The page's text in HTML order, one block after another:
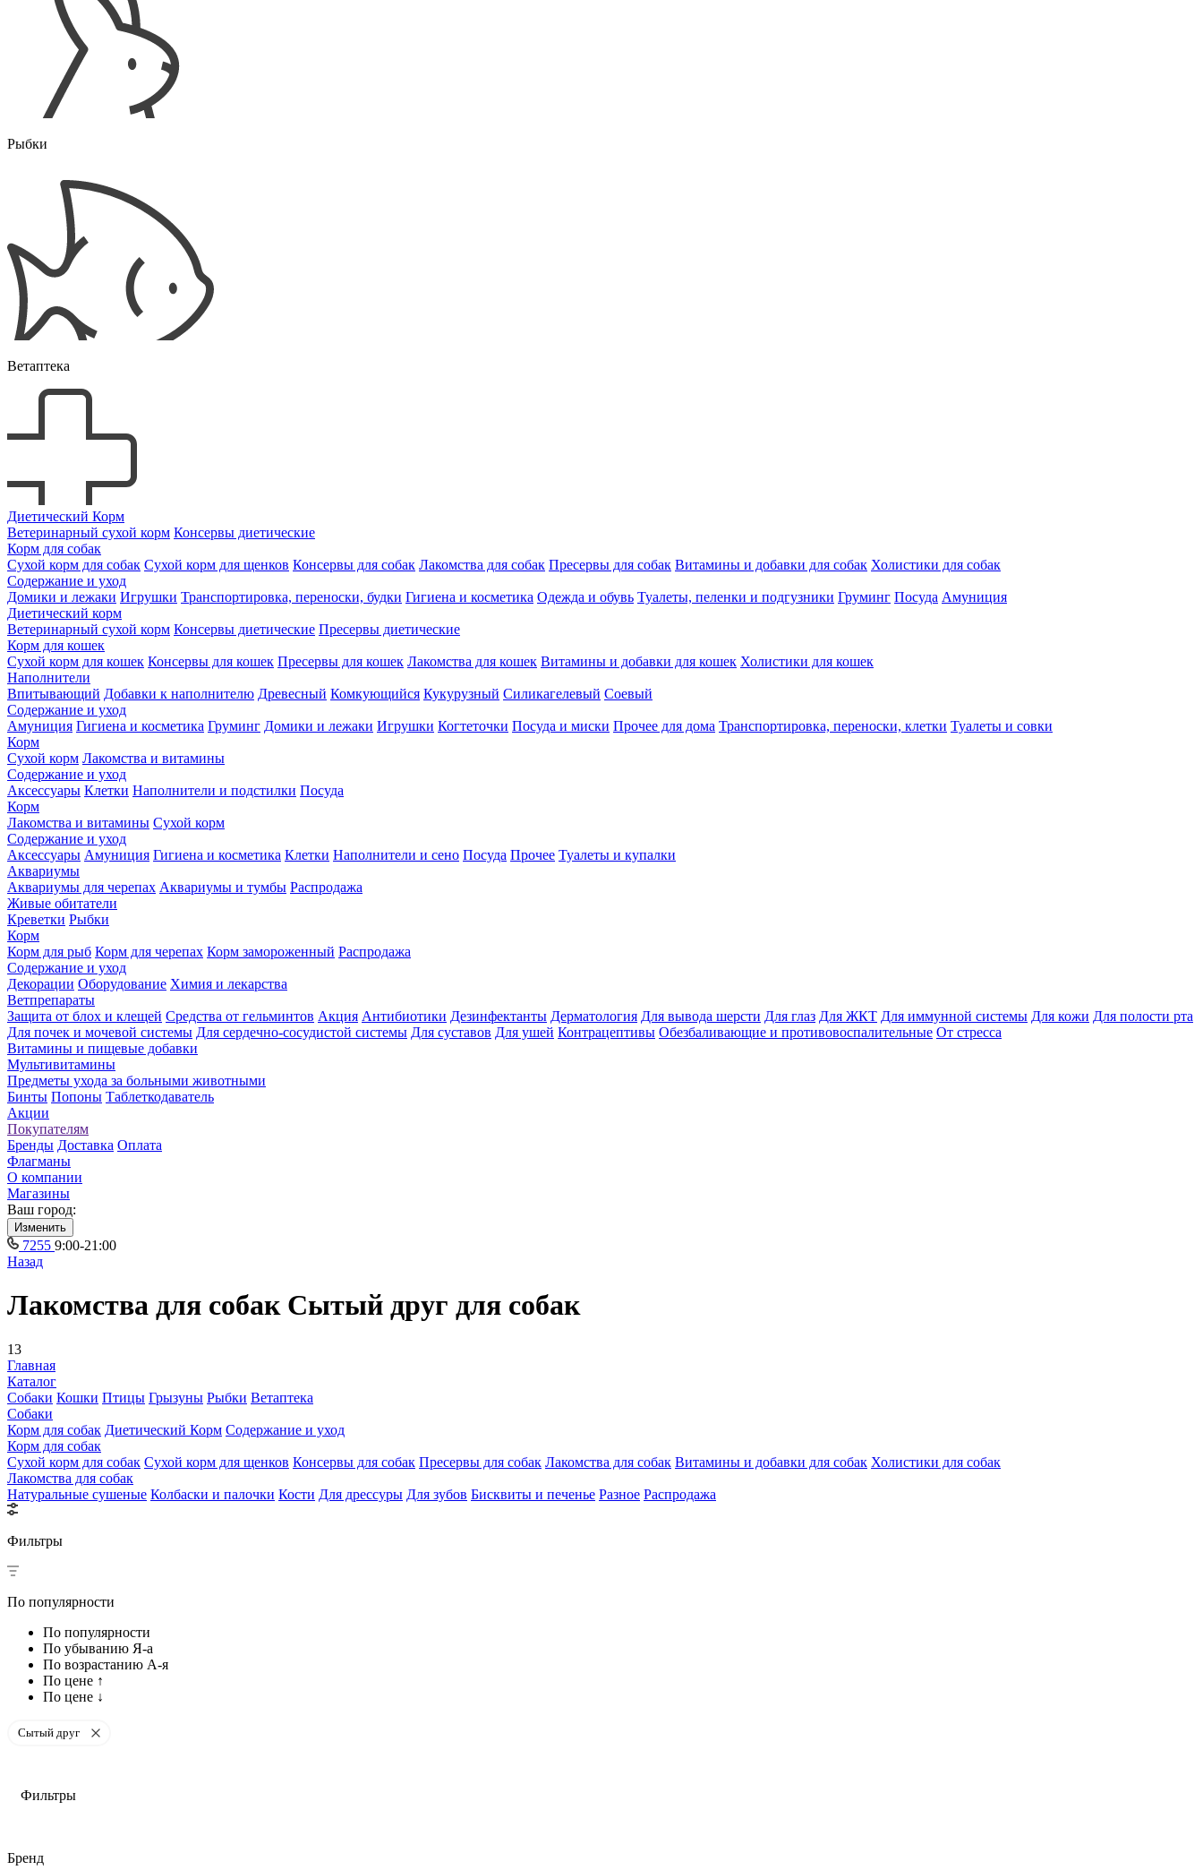
Рыбки
Ветаптека
Диетический Корм
Ветеринарный сухой корм Консервы диетические
Корм для собак
Сухой корм для собак Сухой корм для щенков Консервы для собак Лакомства для собак Пресервы для собак Витамины и добавки для собак Холистики для собак
Содержание и уход
Домики и лежаки Игрушки Транспортировка, переноски, будки Гигиена и косметика Одежда и обувь Туалеты, пеленки и подгузники Груминг Посуда Амуниция
Диетический корм
Ветеринарный сухой корм Консервы диетические Пресервы диетические
Корм для кошек
Сухой корм для кошек Консервы для кошек Пресервы для кошек Лакомства для кошек Витамины и добавки для кошек Холистики для кошек
Наполнители
Впитывающий Добавки к наполнителю Древесный Комкующийся Кукурузный Силикагелевый Соевый
Содержание и уход
Амуниция Гигиена и косметика Груминг Домики и лежаки Игрушки Когтеточки Посуда и миски Прочее для дома Транспортировка, переноски, клетки Туалеты и совки
Корм
Сухой корм Лакомства и витамины
Содержание и уход
Аксессуары Клетки Наполнители и подстилки Посуда
Корм
Лакомства и витамины Сухой корм
Содержание и уход
Аксессуары Амуниция Гигиена и косметика Клетки Наполнители и сено Посуда Прочее Туалеты и купалки
Аквариумы
Аквариумы для черепах Аквариумы и тумбы Распродажа
Живые обитатели
Креветки Рыбки
Корм
Корм для рыб Корм для черепах Корм замороженный Распродажа
Содержание и уход
Декорации Оборудование Химия и лекарства
Ветпрепараты
Защита от блох и клещей Средства от гельминтов Акция Антибиотики Дезинфектанты Дерматология Для вывода шерсти Для глаз Для ЖКТ Для иммунной системы Для кожи Для полости рта
Для почек и мочевой системы Для сердечно-сосудистой системы Для суставов Для ушей Контрацептивы Обезбаливающие и противовоспалительные От стресса
Витамины и пищевые добавки
Мультивитамины
Предметы ухода за больными животными
Бинты Попоны Таблеткодаватель
Акции
Покупателям
Бренды Доставка Оплата
Флагманы
О компании
Магазины
Ваш город:
Изменить
7255 9:00-21:00
Назад
Лакомства для собак Сытый друг для собак
13
Главная
Каталог
Собаки Кошки Птицы Грызуны Рыбки Ветаптека
Собаки
Корм для собак Диетический Корм Содержание и уход
Корм для собак
Сухой корм для собак Сухой корм для щенков Консервы для собак Пресервы для собак Лакомства для собак Витамины и добавки для собак Холистики для собак
Лакомства для собак
Натуральные сушеные Колбаски и палочки Кости Для дрессуры Для зубов Бисквиты и печенье Разное Распродажа
Фильтры
По популярности
По популярности
По убыванию Я-а
По возрастанию А-я
По цене ↑
По цене ↓
Сытый друг
Фильтры
Бренд